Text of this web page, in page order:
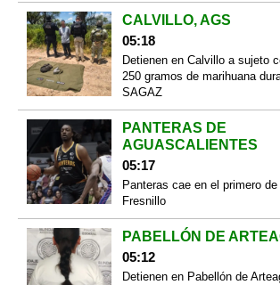
CALVILLO, AGS
05:18
Detienen en Calvillo a sujeto
250 gramos de marihuana
SAGAZ
PANTERAS DE
AGUASCALIENTES
05:17
Panteras cae en el primero
Fresnillo
PABELLÓN DE
05:12
Detienen en Pabellón de